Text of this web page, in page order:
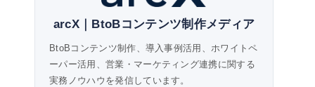
arcX｜BtoBコンテンツ制作メディア
BtoBコンテンツ制作、導入事例活用、ホワイトペ
ーパー活用、営業・マーケティング連携に関する
実務ノウハウを発信しています。